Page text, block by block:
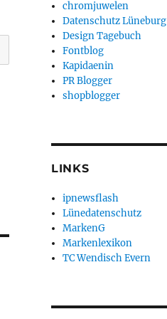
chromjuwelen
Datenschutz Lüneburg
Design Tagebuch
Fontblog
Kapidaenin
PR Blogger
shopblogger
LINKS
ipnewsflash
Lünedatenschutz
MarkenG
Markenlexikon
TC Wendisch Evern